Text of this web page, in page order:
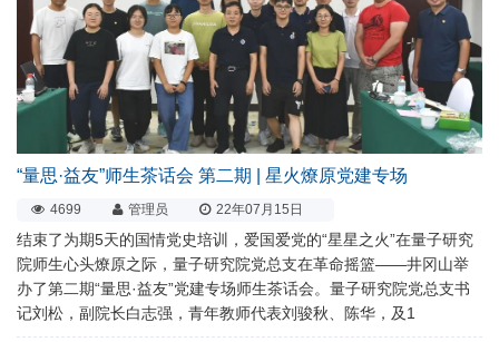
“量思·益友”师生茶话会 第二期 | 星火燎原党建专场
4699 管理员 22年07月15日
结束了为期5天的国情党史培训，爱国爱党的“星星之火”在量子研究
院师生心头燎原之际，量子研究院党总支在革命摇篮——井冈山举
办了第二期“量思·益友”党建专场师生茶话会。量子研究院党总支书
记刘松，副院长白志强，青年教师代表刘骏秋、陈华，及1